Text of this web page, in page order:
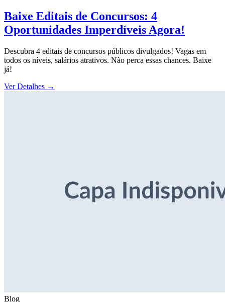
Baixe Editais de Concursos: 4
Oportunidades Imperdíveis Agora!
Descubra 4 editais de concursos públicos divulgados! Vagas em
todos os níveis, salários atrativos. Não perca essas chances. Baixe
já!
Ver Detalhes →
Blog